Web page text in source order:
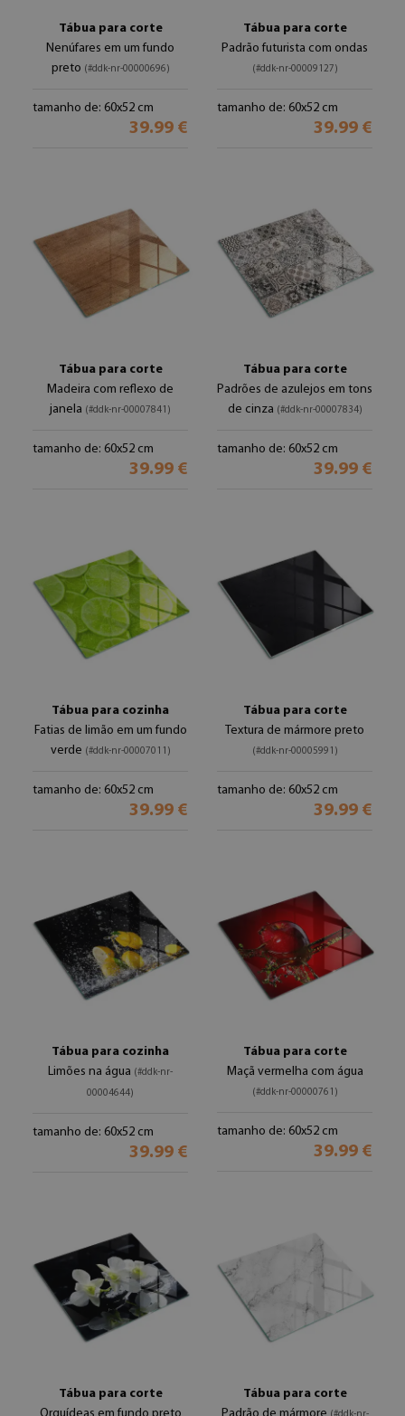
Tábua para corte
Nenúfares em um fundo
preto (#ddk-nr-00000696)
tamanho de: 60x52 cm
39.99 €
Tábua para corte
Padrão futurista com ondas
(#ddk-nr-00009127)
tamanho de: 60x52 cm
39.99 €
Tábua para corte
Madeira com reflexo de
janela (#ddk-nr-00007841)
tamanho de: 60x52 cm
39.99 €
Tábua para corte
Padrões de azulejos em tons
de cinza (#ddk-nr-00007834)
tamanho de: 60x52 cm
39.99 €
Tábua para cozinha
Fatias de limão em um fundo
verde (#ddk-nr-00007011)
tamanho de: 60x52 cm
39.99 €
Tábua para corte
Textura de mármore preto
(#ddk-nr-00005991)
tamanho de: 60x52 cm
39.99 €
Tábua para cozinha
Limões na água (#ddk-nr-
00004644)
tamanho de: 60x52 cm
39.99 €
Tábua para corte
Maçã vermelha com água
(#ddk-nr-00000761)
tamanho de: 60x52 cm
39.99 €
Tábua para corte
Tábua para corte